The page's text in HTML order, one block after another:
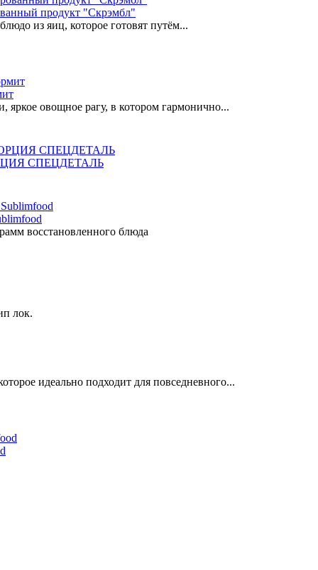
продукт "Скрэмбл"
из яиц, которое готовят путём...
яркое овощное рагу, в котором гармонично...
СПЕЦДЕТАЛЬ
восстановленного блюда
лок.
идеально подходит для повседневного...